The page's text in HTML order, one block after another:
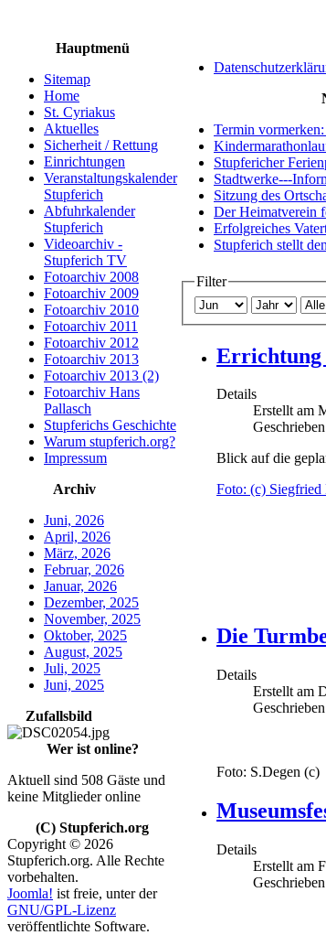
Hauptmenü
Sitemap
Home
St. Cyriakus
Aktuelles
Sicherheit / Rettung
Einrichtungen
Veranstaltungskalender
Stupferich
Abfuhrkalender
Stupferich
Videoarchiv -
Stupferich TV
Fotoarchiv 2008
Fotoarchiv 2009
Fotoarchiv 2010
Fotoarchiv 2011
Fotoarchiv 2012
Fotoarchiv 2013
Fotoarchiv 2013 (2)
Fotoarchiv Hans
Pallasch
Stupferichs Geschichte
Warum stupferich.org?
Impressum
Archiv
Juni, 2026
April, 2026
März, 2026
Februar, 2026
Januar, 2026
Dezember, 2025
November, 2025
Oktober, 2025
August, 2025
Juli, 2025
Juni, 2025
Zufallsbild
Wer ist online?
Aktuell sind 508 Gäste und
keine Mitglieder online
(C) Stupferich.org
Copyright © 2026
Stupferich.org. Alle Rechte
vorbehalten.
Joomla! ist freie, unter der
GNU/GPL-Lizenz
veröffentlichte Software.
Termin
Stupfericher
Stadtwerke---
Sitzung des
Der Heimatverein
Erfolgreiches
Stupferich stellt
Filter
Errichtung
Details
Erstellt am
Blick auf die
Foto: (c) Siegfried
Die
Details
Erstellt am
Foto: S.Degen (c)
Details
Erstellt am